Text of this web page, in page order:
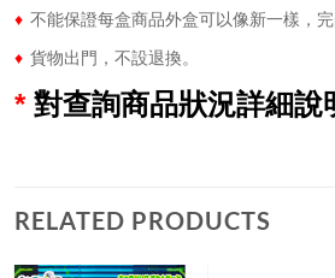
♦ 不能保證每盒商品外盒可以像新一樣，完
♦ 貨物出門，不設退換。
* 對查詢商品狀況詳細說
RELATED PRODUCTS